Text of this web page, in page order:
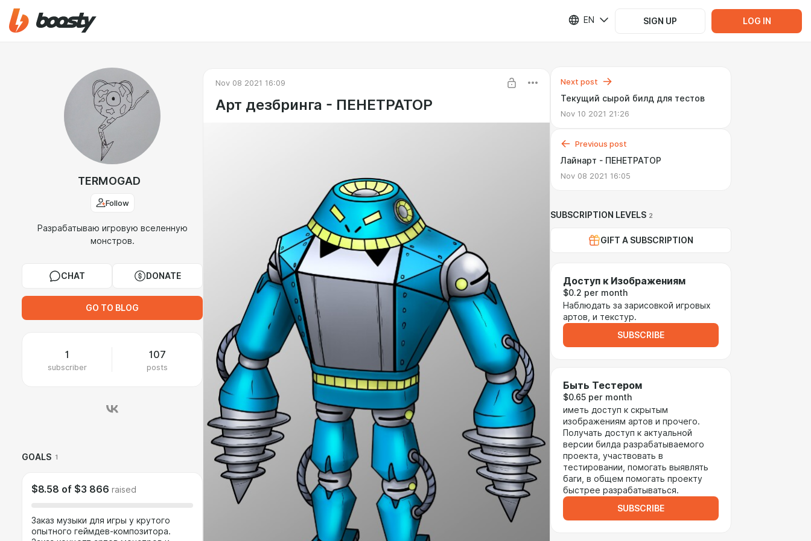
EN SIGN UP LOG IN
TERMOGAD
Follow
Разрабатываю игровую вселенную
монстров.
CHAT DONATE
GO TO BLOG
1
subscriber
107
posts
GOALS 1
$8.58 of $3 866 raised
Заказ музыки для игры у крутого
опытного геймдев-композитора.
Nov 08 2021 16:09
Арт дезбринга - ПЕНЕТРАТОР
Next post
Текущий сырой билд для тестов
Nov 10 2021 21:26
Previous post
Лайнарт - ПЕНЕТРАТОР
Nov 08 2021 16:05
SUBSCRIPTION LEVELS 2
GIFT A SUBSCRIPTION
Доступ к Изображениям
$0.2 per month
Наблюдать за зарисовкой игровых
артов, и текстур.
SUBSCRIBE
Быть Тестером
$0.65 per month
иметь доступ к скрытым
изображениям артов и прочего.
Получать доступ к актуальной
версии билда разрабатываемого
проекта, участвовать в
тестировании, помогать выявлять
баги, в общем помогать проекту
быстрее разрабатываться.
SUBSCRIBE